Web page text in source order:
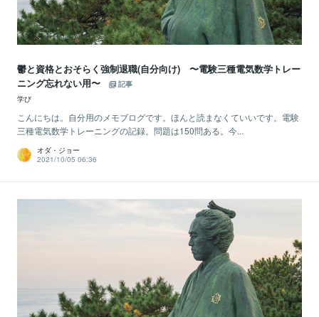
鬱と資格とおそらく強制退職(自分向け) 〜電験三種電気数学トレー
ニング忘れない用〜
記事
学び
こんにちは。自分用のメモブログです。ほんと読まなくていいです。電験
三種電気数学トレーニングの記録。問題は150問ある。今...
オダ・ジョー
2021/10/05 06:36